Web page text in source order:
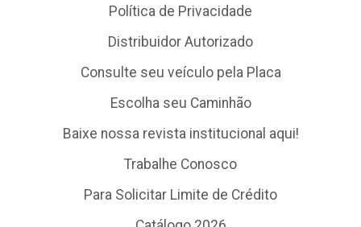
Política de Privacidade
Distribuidor Autorizado
Consulte seu veículo pela Placa
Escolha seu Caminhão
Baixe nossa revista institucional aqui!
Trabalhe Conosco
Para Solicitar Limite de Crédito